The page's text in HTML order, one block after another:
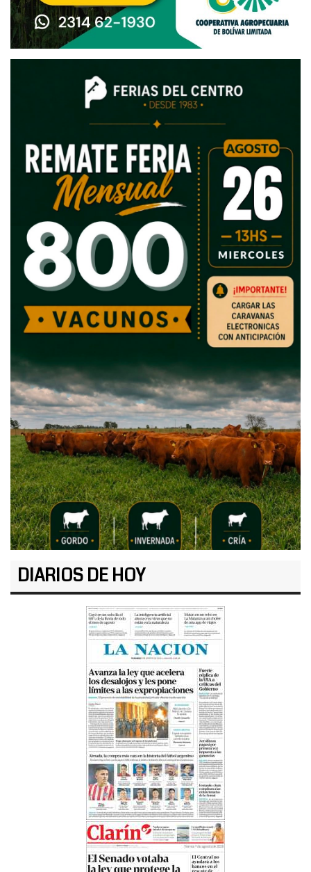
DIARIOS DE HOY